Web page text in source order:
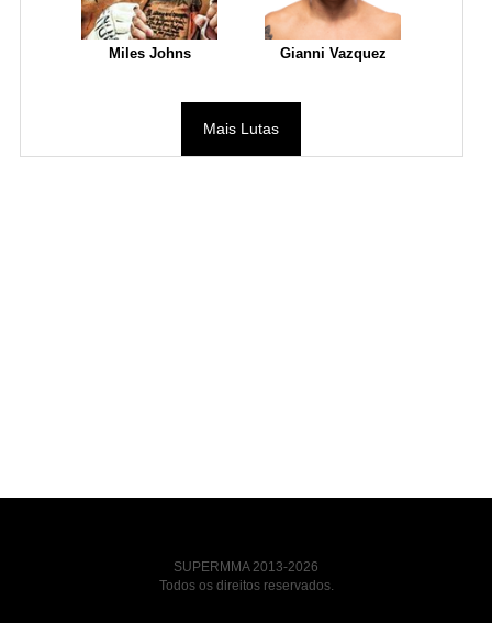
Miles Johns Gianni Vazquez
Mais Lutas
SUPERMMA 2013-2026
Todos os direitos reservados.